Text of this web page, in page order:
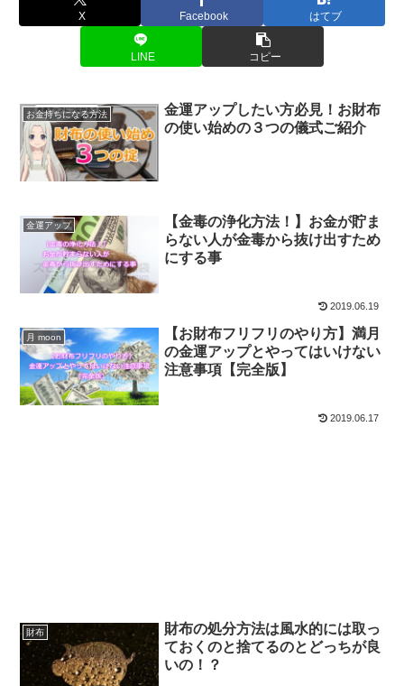
X Facebook はてブ
LINE コピー
お金持ちになる方法
金運アップしたい方必見！お財布
の使い始めの３つの儀式ご紹介
金運アップ
【金毒の浄化方法！】お金が貯ま
らない人が金毒から抜け出すため
にする事
2019.06.19
月 moon
【お財布フリフリのやり方】満月
の金運アップとやってはいけない
注意事項【完全版】
2019.06.17
財布
財布の処分方法は風水的には取っ
ておくのと捨てるのとどっちが良
いの！？